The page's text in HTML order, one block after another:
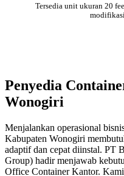
Tersedia unit ukuran 20
Penyedia
Wonogiri
Menjalankan operasional
Kabupaten Wonogiri
adaptif dan cepat diinstal. PT
Group) hadir menjawab
Office Container Kantor.